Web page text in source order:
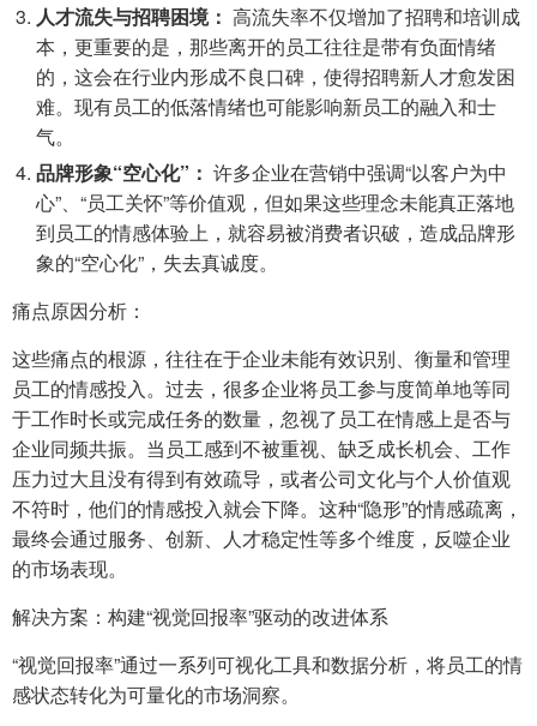
人才流失与招聘困境： 高流失率不仅增加了招聘和培训成
本，更重要的是，那些离开的员工往往是带有负面情绪
的，这会在行业内形成不良口碑，使得招聘新人才愈发困
难。现有员工的低落情绪也可能影响新员工的融入和士
气。
品牌形象“空心化”： 许多企业在营销中强调“以客户为中
心”、“员工关怀”等价值观，但如果这些理念未能真正落地
到员工的情感体验上，就容易被消费者识破，造成品牌形
象的“空心化”，失去真诚度。
痛点原因分析：
这些痛点的根源，往往在于企业未能有效识别、衡量和管理
员工的情感投入。过去，很多企业将员工参与度简单地等同
于工作时长或完成任务的数量，忽视了员工在情感上是否与
企业同频共振。当员工感到不被重视、缺乏成长机会、工作
压力过大且没有得到有效疏导，或者公司文化与个人价值观
不符时，他们的情感投入就会下降。这种“隐形”的情感疏离，
最终会通过服务、创新、人才稳定性等多个维度，反噬企业
的市场表现。
解决方案：构建“视觉回报率”驱动的改进体系
“视觉回报率”通过一系列可视化工具和数据分析，将员工的情
感状态转化为可量化的市场洞察。